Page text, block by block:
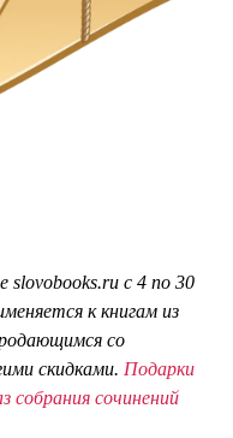
slovobooks.ru с 4 по 30
к книгам из
со
скидками. Подарки
собрания сочинений